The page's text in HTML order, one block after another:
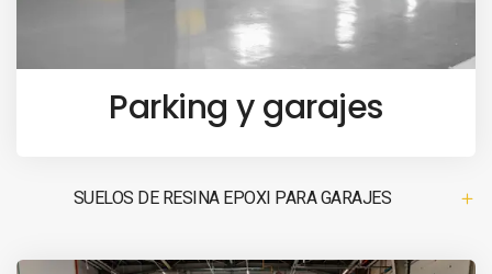
Parking y garajes
SUELOS DE RESINA EPOXI PARA GARAJES